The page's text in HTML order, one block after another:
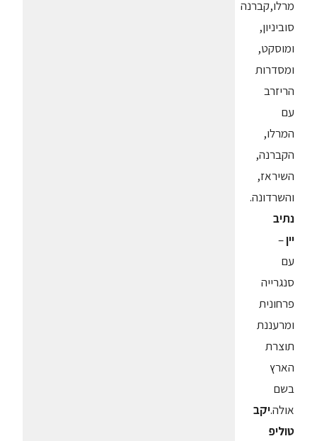
מרלו,קברנה
סוביניון,
ומוסקט,
ומסדרות
הריזרב
עם
המרלו,
הקברנה,
השיראז,
והשרדונה.
נתיב
יין–
עם
סנגרייה
פרחונית
ומרעננת
תוצרת
הארץ
בשם
אולה.יקב
טוליפ